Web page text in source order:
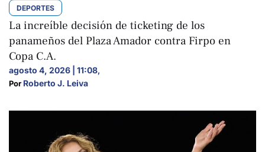
DEPORTES
La increíble decisión de ticketing de los
panameños del Plaza Amador contra Firpo en
Copa C.A.
agosto 4, 2026 | 11:08,
Por Roberto J. Leiva